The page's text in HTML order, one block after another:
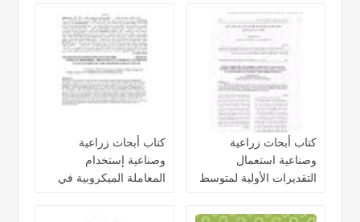
وكفاءة استخدام المياه
ببعض العناصر المغذية
كتاب أبحاث زراعية
وصناعية استعمال
التقديرات الأولية لمتوسط
لمحصول القمح
كتاب أبحاث زراعية
وصناعية إستخدام
المعاملة الميكروبية في